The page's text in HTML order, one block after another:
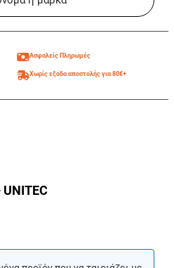
Ασφαλείς Πληρωμές
Χωρίς εξοδα αποστολής για 80€+
UNITEC